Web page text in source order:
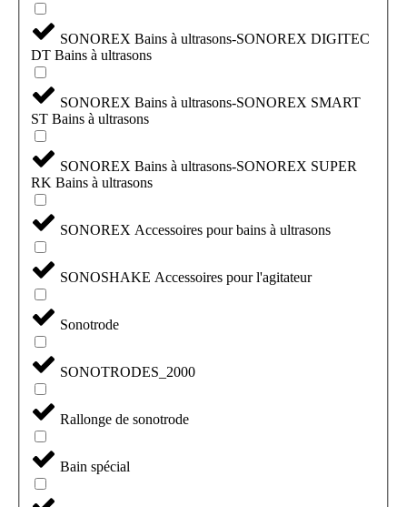
SONOREX Bains à ultrasons-SONOREX DIGITEC
DT Bains à ultrasons
SONOREX Bains à ultrasons-SONOREX SMART
ST Bains à ultrasons
SONOREX Bains à ultrasons-SONOREX SUPER
RK Bains à ultrasons
SONOREX Accessoires pour bains à ultrasons
SONOSHAKE Accessoires pour l'agitateur
Sonotrode
SONOTRODES_2000
Rallonge de sonotrode
Bain spécial